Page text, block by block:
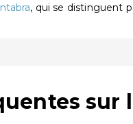
, qui se distinguent
sur